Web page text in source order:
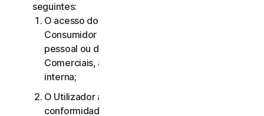
seguintes:
O acesso do utilizador aos Serviços de
Consumidor destina-se apenas à sua utilização
pessoal ou doméstica ou, no caso dos Serviços
Comerciais, apenas à sua utilização empresarial
interna;
O Utilizador aceita utilizar os Serviços em
conformidade com o presente Contrato e com